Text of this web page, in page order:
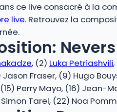
ce live consacré à la
live. Retrouvez la
, (2) Luka Petriashvili
Fraser, (9) Hugo
Perry Mayo, (16) Jean-
Simon Tarel, (22) Noa